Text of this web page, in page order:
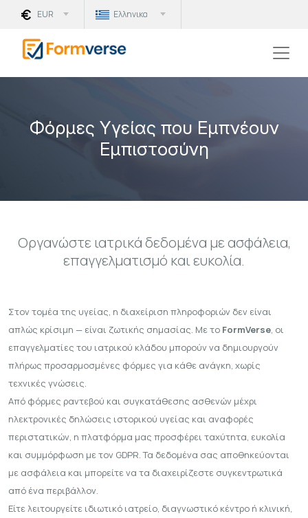
EUR Ελληνικα
Φόρμες Υγείας που Εμπνέουν
Εμπιστοσύνη
Οργανώστε ιατρικά δεδομένα με ασφάλεια,
επαγγελματισμό και ευκολία.
Στον τομέα της υγείας, η διαχείριση πληροφοριών δεν είναι
απλώς κρίσιμη — είναι ζωτικής σημασίας. Με το FormVerse, οι
επαγγελματίες του ιατρικού κλάδου μπορούν να δημιουργούν
πλήρως προσαρμοσμένες φόρμες για κάθε ανάγκη, χωρίς
τεχνικές γνώσεις.
Από φόρμες ραντεβού και συγκατάθεσης ασθενών μέχρι
ηλεκτρονικές δηλώσεις ιστορικού υγείας και αναφορές
περιστατικών, η πλατφόρμα μας προσφέρει ταχύτητα, ευκολία
και συμμόρφωση με τον GDPR. Τα δεδομένα σας αποθηκεύονται
με ασφάλεια και μπορείτε να τα διαχειρίζεστε συγκεντρωτικά
από ένα περιβάλλον.
Είτε λειτουργείτε ιδιωτικό ιατρείο, διαγνωστικό κέντρο ή κλινική,